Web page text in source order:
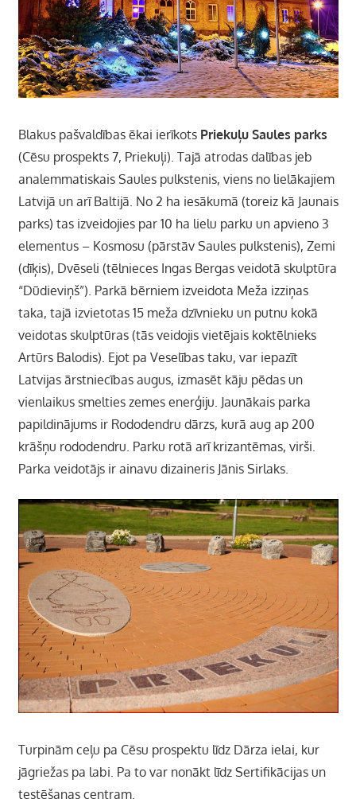
Blakus pašvaldības ēkai ierīkots Priekuļu Saules parks
(Cēsu prospekts 7, Priekuļi). Tajā atrodas dalības jeb
analemmatiskais Saules pulkstenis, viens no lielākajiem
Latvijā un arī Baltijā. No 2 ha iesākumā (toreiz kā Jaunais
parks) tas izveidojies par 10 ha lielu parku un apvieno 3
elementus – Kosmosu (pārstāv Saules pulkstenis), Zemi
(dīķis), Dvēseli (tēlnieces Ingas Bergas veidotā skulp­tūra
“Dūdieviņš”). Parkā bērniem izveidota Meža izziņas
taka, tajā izvietotas 15 meža dzīvnieku un putnu kokā
veidotas skulptūras (tās veidojis vietējais koktēlnieks
Artūrs Balodis). Ejot pa Veselības taku, var iepazīt
Latvijas ārstniecības augus, izmasēt kāju pēdas un
vienlaikus smelties zemes enerģiju. Jaunākais parka
papildinājums ir Rododendru dārzs, kurā aug ap 200
krāšņu rododendru. Parku rotā arī krizantēmas, virši.
Parka veidotājs ir ainavu dizaineris Jānis Sirlaks.
Turpinām ceļu pa Cēsu prospektu līdz Dārza ielai, kur
jāgriežas pa labi. Pa to var nonākt līdz Sertifikācijas un
testēšanas centram.